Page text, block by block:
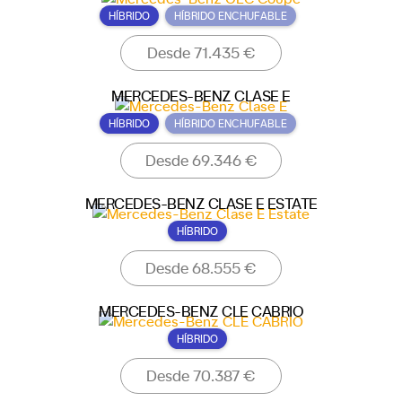
HÍBRIDO HÍBRIDO ENCHUFABLE
Desde 71.435 €
MERCEDES-BENZ CLASE E
HÍBRIDO HÍBRIDO ENCHUFABLE
Desde 69.346 €
MERCEDES-BENZ CLASE E ESTATE
HÍBRIDO
Desde 68.555 €
MERCEDES-BENZ CLE CABRIO
HÍBRIDO
Desde 70.387 €